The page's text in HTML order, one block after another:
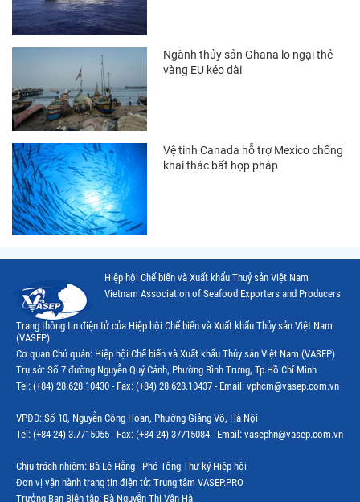
Thị trường EU
Thị trường Indonesia
Thị trường Mexico
Thị trường Mỹ
Thị trường Nga
Thị trường Hàn Quốc
Thị trường Nhật Bản
Thị trường Thái Lan
Thị trường Philippines
Thị trường Tây Ban Nha
Thị trường thủy sản khác
Thị trường thủy sản thế giới
Ngành thủy sản Ghana lo ngại thẻ
vàng EU kéo dài
Vệ tinh Canada hỗ trợ Mexico chống
khai thác bất hợp pháp
Hiệp hội Chế biến và Xuất khẩu Thuỷ sản Việt Nam
Vietnam Association of Seafood Exporters and Producers
Trang thông tin điện tử của Hiệp hội Chế biến và Xuất khẩu Thủy sản Việt Nam
(VASEP)
Cơ quan Chủ quản: Hiệp hội Chế biến và Xuất khẩu Thủy sản Việt Nam (VASEP)
Trụ sở: Số 7 đường Nguyễn Quý Cảnh, Phường Bình Trưng, Tp.Hồ Chí Minh
Tel: (+84) 28.628.10430 - Fax: (+84) 28.628.10437 - Email: vphcm@vasep.com.vn
VPĐD: Số 10, Nguyễn Công Hoan, Phường Giảng Võ, Hà Nội
Tel: (+84 24) 3.7715055 - Fax: (+84 24) 37715084 - Email: vasephn@vasep.com.vn
Chịu trách nhiệm: Bà Lê Hằng - Phó Tổng Thư ký Hiệp hội
Đơn vị vận hành trang tin điện tử: Trung tâm VASEP.PRO
Trưởng Ban Biên tập: Bà Nguyễn Thị Vân Hà